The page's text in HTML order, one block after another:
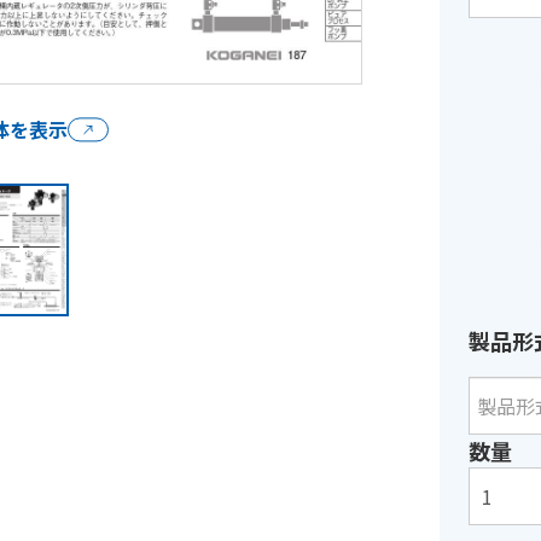
製品形
数量
を表示